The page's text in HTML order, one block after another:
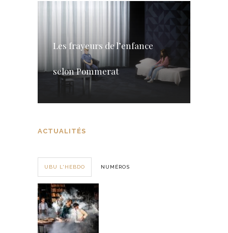
Les frayeurs de l’enfance
selon Pommerat
ACTUALITÉS
UBU L'HEBDO NUMÉROS